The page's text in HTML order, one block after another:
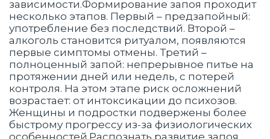
зависимости.Формирование запоя проходит
несколько этапов. Первый – предзапойный:
употребление без последствий. Второй –
алкоголь становится ритуалом, появляются
первые симптомы отмены. Третий –
полноценный запой: непрерывное питье на
протяжении дней или недель, с потерей
контроля. На этом этапе риск осложнений
возрастает: от интоксикации до психозов.
Женщины и подростки подвержены более
быстрому прогрессу из-за физиологических